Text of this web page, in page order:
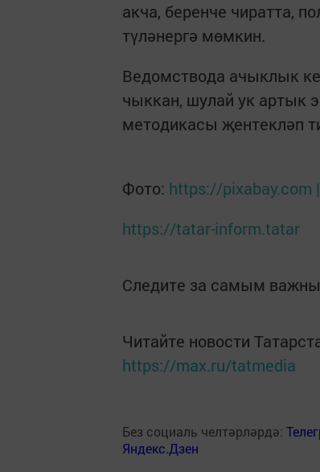
акча, беренче чиратта,
түләнергә мөмкин.
Ведомствода ачыклык
чыккан, шулай ук артык
методикасы җентекләп
Фото: https://pixabay.com
https://tatar-inform.tatar
Следите за самым
Читайте новости
https://max.ru/tatmedia
Без социаль челтәрләрдә:
Яндекс.Дзен